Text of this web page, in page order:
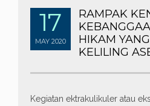
17
MAY 2020
RAMPAK
HIKAM
KELILING
Kegiatan ektrakulikuler atau